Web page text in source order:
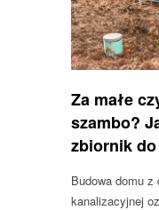
Za małe
szambo?
zbiornik
Budowa domu z
kanalizacyjnej